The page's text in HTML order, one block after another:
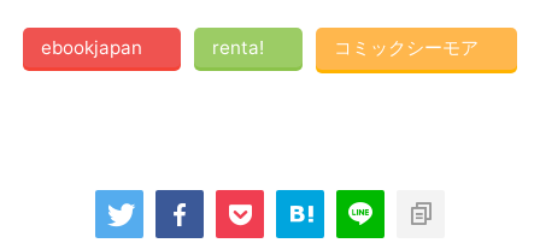
ebookjapan renta! コミックシーモア